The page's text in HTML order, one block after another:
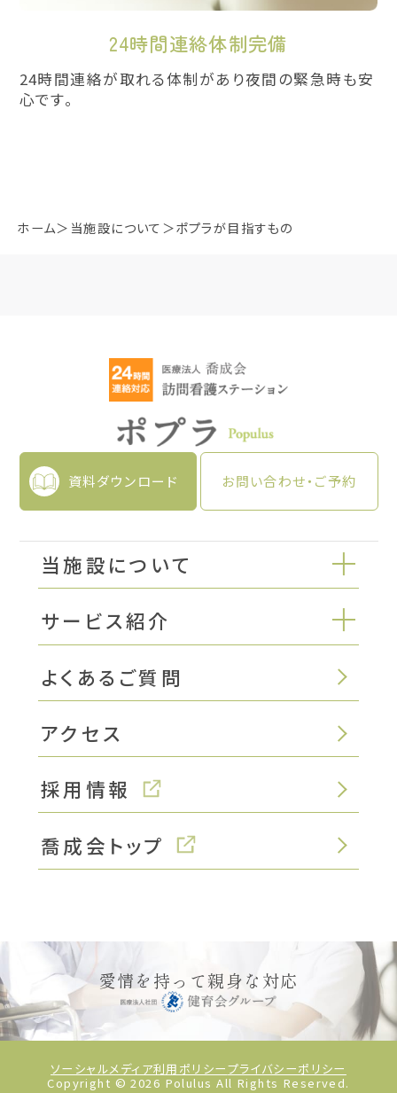
ホーム 当施設について ポプラが目指すもの
24時間連絡体制完備
24時間連絡が取れる体制があり夜間の緊急時も安
心です。
資料ダウンロード お問い合わせ・ご予約
当施設について
サービス紹介
よくあるご質問
アクセス
採用情報
喬成会トップ
愛情を持って親身な対応
ソーシャルメディア利用ポリシープライバシーポリシー
Copyright ©2026 Polulus All Rights Reserved.